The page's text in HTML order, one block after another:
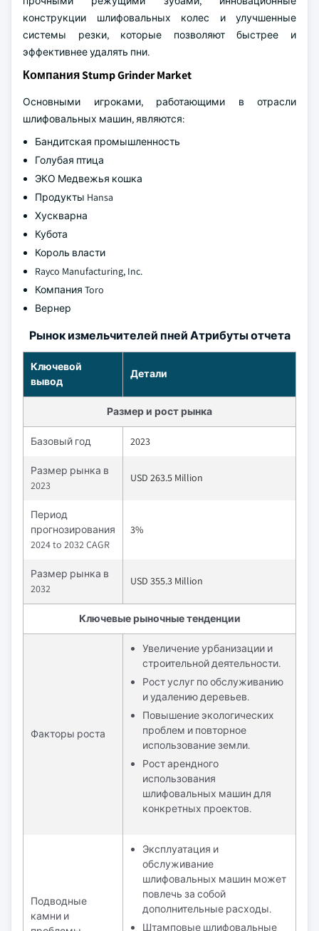
конструкции шлифовальных колес и улучшенные
системы резки, которые позволяют быстрее и
эффективнее удалять пни.
Компания Stump Grinder Market
Основными игроками, работающими в отрасли
шлифовальных машин, являются:
Бандитская промышленность
Голубая птица
ЭКО Медвежья кошка
Продукты Hansa
Хускварна
Кубота
Король власти
Rayco Manufacturing, Inc.
Компания Toro
Вернер
Рынок измельчителей пней Атрибуты отчета
Ключевой
вывод
Детали
Размер и рост рынка
Базовый год 2023
Размер рынка в
2023
USD 263.5 Million
Период
прогнозирования
2024 to 2032 CAGR
3%
Размер рынка в
2032
USD 355.3 Million
Ключевые рыночные тенденции
Факторы роста
Увеличение урбанизации и
строительной деятельности.
Рост услуг по обслуживанию
и удалению деревьев.
Повышение экологических
проблем и повторное
использование земли.
Рост арендного
использования
шлифовальных машин для
конкретных проектов.
Подводные
камни и
Эксплуатация и
обслуживание
шлифовальных машин может
повлечь за собой
дополнительные расходы.
Штамповые шлифовальные